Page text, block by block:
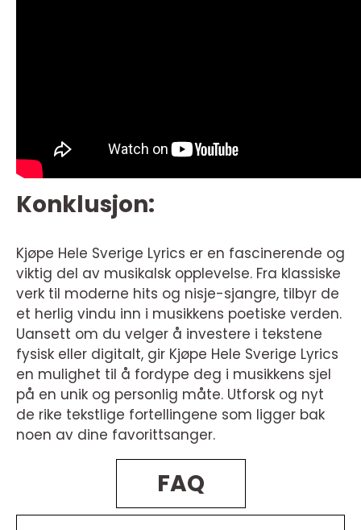
Konklusjon:
Kjøpe Hele Sverige Lyrics er en fascinerende og
viktig del av musikalsk opplevelse. Fra klassiske
verk til moderne hits og nisje-sjangre, tilbyr de
et herlig vindu inn i musikkens poetiske verden.
Uansett om du velger å investere i tekstene
fysisk eller digitalt, gir Kjøpe Hele Sverige Lyrics
en mulighet til å fordype deg i musikkens sjel
på en unik og personlig måte. Utforsk og nyt
de rike tekstlige fortellingene som ligger bak
noen av dine favorittsanger.
FAQ